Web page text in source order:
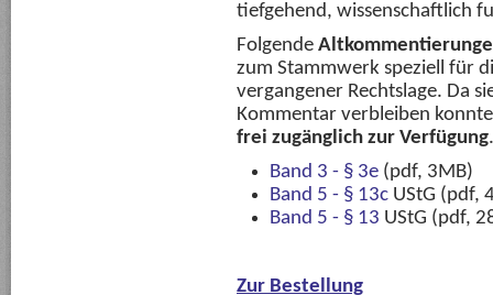
tiefgehend, wissenschaftlich
Folgende
zum Stammwerk speziell für
vergangener Rechtslage. Da
Kommentar verbleiben
frei zugänglich zur Verfügung.
Band 3 - § 3e (pdf, 3MB)
Band 5 - § 13c UStG (pdf,
Band 5 - § 13 UStG (pdf,
Zur Bestellung